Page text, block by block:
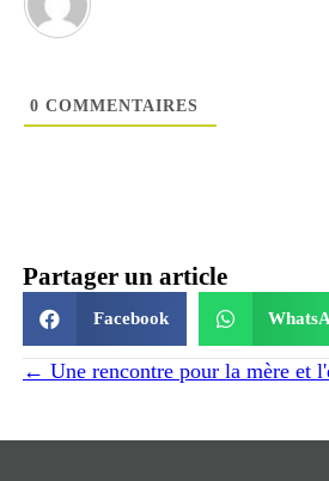
0 COMMENTAIRES
Partager un article
Facebook
Navigation
messages
← Une rencontre pour la mère et